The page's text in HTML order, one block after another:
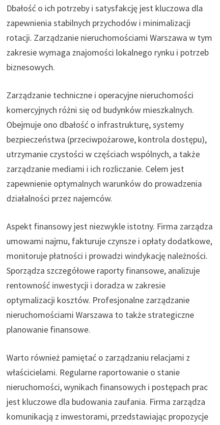
Dbałość o ich potrzeby i satysfakcję jest kluczowa dla
zapewnienia stabilnych przychodów i minimalizacji
rotacji. Zarządzanie nieruchomościami Warszawa w tym
zakresie wymaga znajomości lokalnego rynku i potrzeb
biznesowych.
Zarządzanie techniczne i operacyjne nieruchomości
komercyjnych różni się od budynków mieszkalnych.
Obejmuje ono dbałość o infrastrukturę, systemy
bezpieczeństwa (przeciwpożarowe, kontrola dostępu),
utrzymanie czystości w częściach wspólnych, a także
zarządzanie mediami i ich rozliczanie. Celem jest
zapewnienie optymalnych warunków do prowadzenia
działalności przez najemców.
Aspekt finansowy jest niezwykle istotny. Firma zarządza
umowami najmu, fakturuje czynsze i opłaty dodatkowe,
monitoruje płatności i prowadzi windykację należności.
Sporządza szczegółowe raporty finansowe, analizuje
rentowność inwestycji i doradza w zakresie
optymalizacji kosztów. Profesjonalne zarządzanie
nieruchomościami Warszawa to także strategiczne
planowanie finansowe.
Warto również pamiętać o zarządzaniu relacjami z
właścicielami. Regularne raportowanie o stanie
nieruchomości, wynikach finansowych i postępach prac
jest kluczowe dla budowania zaufania. Firma zarządza
komunikacją z inwestorami, przedstawiając propozycje